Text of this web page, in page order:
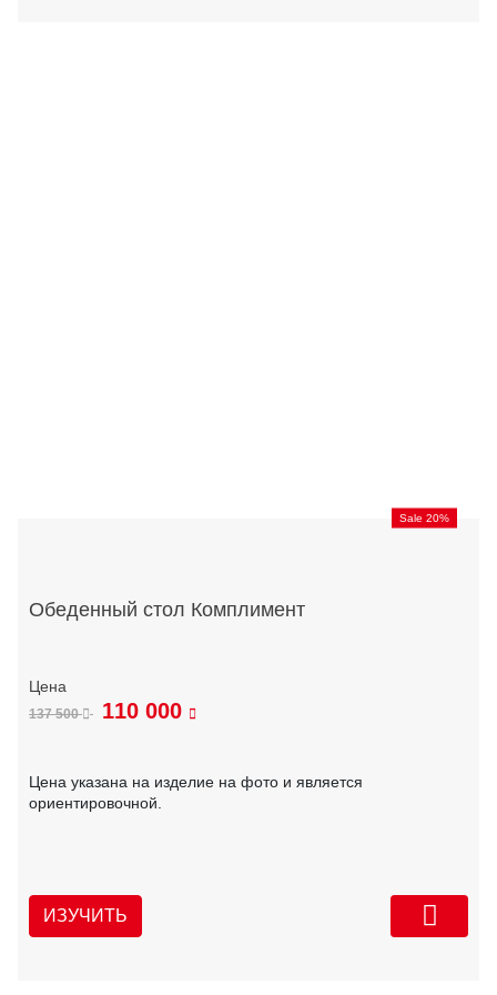
Sale 20%
Обеденный стол Комплимент
137 500 110 000
Цена указана на изделие на фото и является
ориентировочной.
ИЗУЧИТЬ